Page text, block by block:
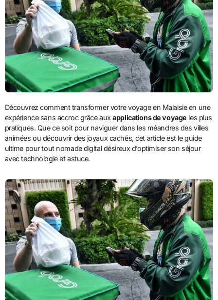
Découvrez comment transformer votre voyage en Malaisie en une
expérience sans accroc grâce auxapplications de voyage les plus
pratiques. Que ce soit pour naviguer dans les méandres des villes
animées ou découvrir des joyaux cachés, cet article est le guide
ultime pour tout nomade digital désireux d’optimiser son séjour
avec technologie et astuce.